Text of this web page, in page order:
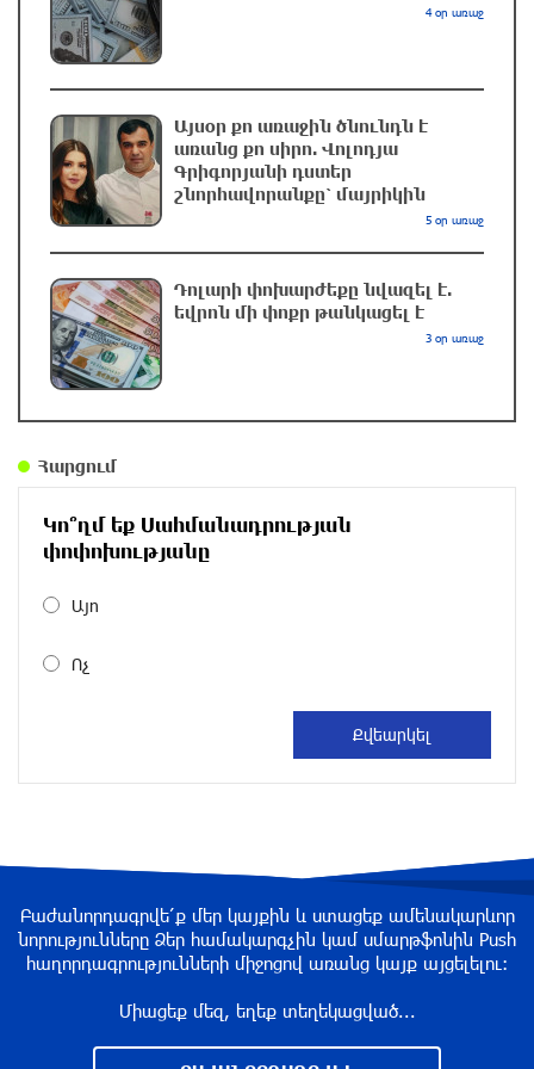
Ուկրաինային․ Բայրամով
արգենտինահայ դպրոցականներին
2 ժամ առաջ
ՀՀ իշխանություններին պետք չէ
շրջադարձը դեպի ՌԴ-ին թշնամաբար
2 ժամ առաջ
Տարադրամի փոխարժեքները օգոստոսի 6-ին
ցանցի համահիմնադրի ազգականը նոր
2 ժամ առաջ
ինքնաթիռը
Նիկոլ Փաշինյանը ժամանել է Ղրղզստան
(վիդեո)
4 օր առաջ
Այսօր քո առաջին ծնունդն է
առանց քո սիրո. Վոլոդյա
Գրիգորյանի դստեր
շնորհավորանքը՝ մայրիկին
5 օր առաջ
Դոլարի փոխարժեքը նվազել է.
եվրոն մի փոքր թանկացել է
3 օր առաջ
Հարցում
Կո՞ղմ եք Սահմանադրության
փոփոխությանը
Այո
Ոչ
Բաժանորդագրվե՛ք մեր կայքին և ստացեք ամենակարևոր
նորությունները Ձեր համակարգչին կամ սմարթֆոնին Push
հաղորդագրությունների միջոցով առանց կայք այցելելու։
Միացեք մեզ, եղեք տեղեկացված...